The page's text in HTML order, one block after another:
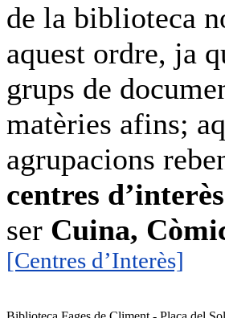
de la biblioteca
aquest ordre, ja
grups de
matèries afins;
agrupacions
centres d’interès
ser Cuina,
[Centres d’Interès]